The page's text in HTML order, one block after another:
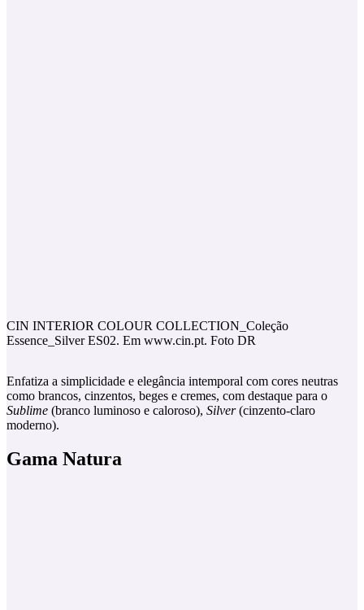
CIN INTERIOR COLOUR COLLECTION_Coleção
Essence_Silver ES02. Em www.cin.pt. Foto DR
Enfatiza a simplicidade e elegância intemporal com cores neutras
como brancos, cinzentos, beges e cremes, com destaque para o
Sublime (branco luminoso e caloroso), Silver(cinzento-claro
moderno).
Gama Natura